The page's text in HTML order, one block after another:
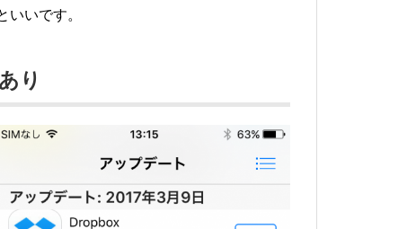
いです。
り